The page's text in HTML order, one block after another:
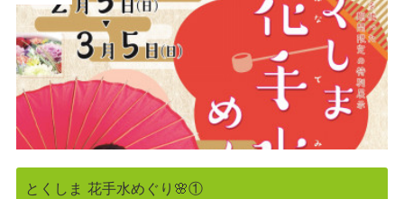
とくしま 花手水めぐり🌸①